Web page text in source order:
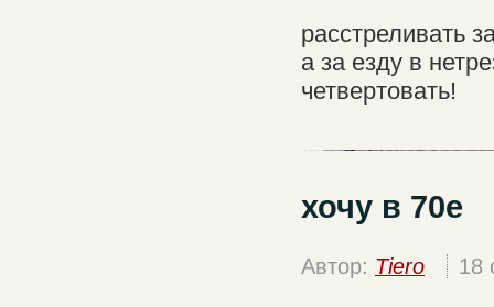
расстреливать
а за езду в
четвертовать!
хочу в 70е
Автор: Tiero 18